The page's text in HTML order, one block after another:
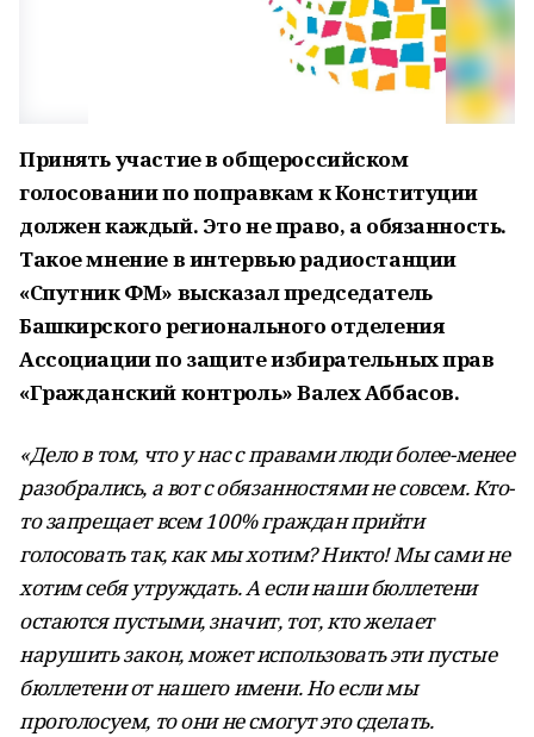
Принять участие в общероссийском
голосовании по поправкам к Конституции
должен каждый. Это не право, а обязанность.
Такое мнение в интервью радиостанции
«Спутник ФМ» высказал председатель
Башкирского регионального отделения
Ассоциации по защите избирательных прав
«Гражданский контроль» Валех Аббасов.
«Дело в том, что у нас с правами люди более-менее
разобрались, а вот с обязанностями не совсем. Кто-
то запрещает всем 100% граждан прийти
голосовать так, как мы хотим? Никто! Мы сами не
хотим себя утруждать. А если наши бюллетени
остаются пустыми, значит, тот, кто желает
нарушить закон, может использовать эти пустые
бюллетени от нашего имени. Но если мы
проголосуем, то они не смогут это сделать.